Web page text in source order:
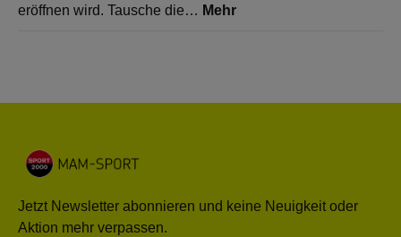
eröffnen wird. Tausche die… Mehr
Jetzt Newsletter abonnieren und keine Neuigkeit oder
Aktion mehr verpassen.